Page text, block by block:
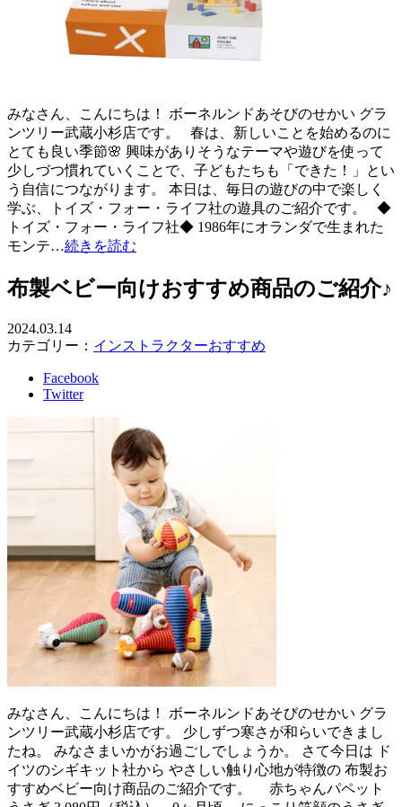
みなさん、こんにちは！ ボーネルンドあそびのせかい グラ
ンツリー武蔵小杉店です。 春は、新しいことを始めるのに
とても良い季節🌸 興味がありそうなテーマや遊びを使って
少しづつ慣れていくことで、子どもたちも「できた！」とい
う自信につながります。 本日は、毎日の遊びの中で楽しく
学ぶ、トイズ・フォー・ライフ社の遊具のご紹介です。 ◆
トイズ・フォー・ライフ社◆ 1986年にオランダで生まれた
モンテ…続きを読む
布製ベビー向けおすすめ商品のご紹介♪
2024.03.14
カテゴリー： インストラクターおすすめ
Facebook
Twitter
みなさん、こんにちは！ ボーネルンドあそびのせかい グラ
ンツリー武蔵小杉店です。 少しずつ寒さが和らいできまし
たね。 みなさまいかがお過ごしでしょうか。 さて今日は ド
イツのシギキット社から やさしい触り心地が特徴の 布製お
すすめベビー向け商品のご紹介です。 赤ちゃんパペット